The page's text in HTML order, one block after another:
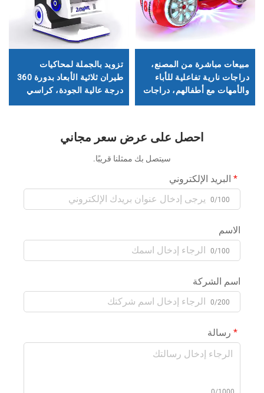
مبيعات مباشرة من المصنع،
دراجات نارية تفاعلية للأباء
والأمهات مع أطفالهم، دراجات
دراجات نارية مزودة بإضاءة
تزويد بالجملة لمحاكيات
طيران ثلاثية الأبعاد بدورة 360
درجة عالية الجودة، كراسي
بدورة 360 درجة من المصنعين
احصل على عرض سعر مجاني
سيتصل بك ممثلنا قريبًا.
البريد الإلكتروني
0/100
الاسم
0/100
اسم الشركة
0/200
رسالة